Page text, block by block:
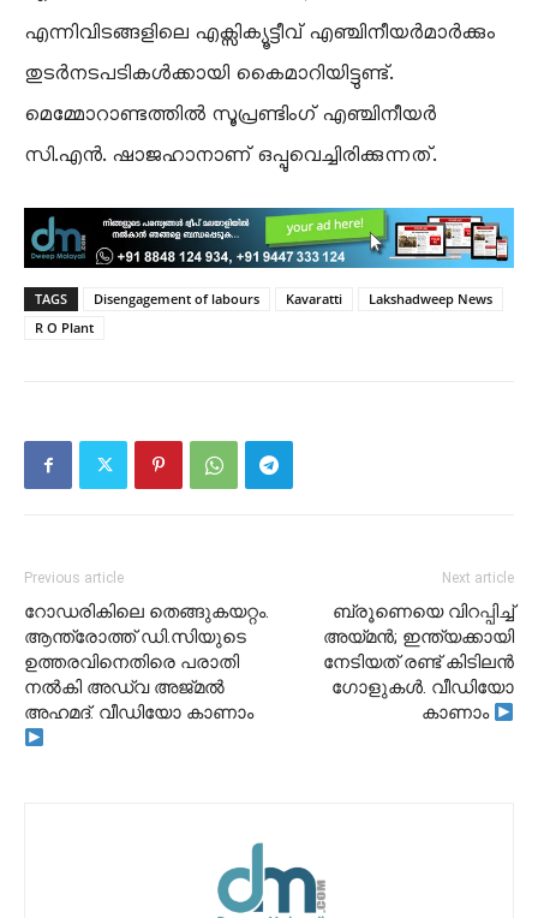
എന്നിവിടങ്ങളിലെ എക്സിക്യൂട്ടീവ് എഞ്ചിനീയർമാർക്കും
തുടർനടപടികൾക്കായി കൈമാറിയിട്ടുണ്ട്.
മെമ്മോറാണ്ടത്തിൽ സൂപ്രണ്ടിംഗ് എഞ്ചിനീയർ
സി.എൻ. ഷാജഹാനാണ് ഒപ്പുവെച്ചിരിക്കുന്നത്.
TAGS Disengagement of labours Kavaratti
Lakshadweep News
R O Plant
Previous article
റോഡരികിലെ തെങ്ങുകയറ്റം.
ആന്ത്രോത്ത് ഡി.സിയുടെ
ഉത്തരവിനെതിരെ പരാതി
നൽകി അഡ്വ അജ്മൽ
അഹമദ്. വീഡിയോ കാണാം
Next article
ബ്രൂണെയെ വിറപ്പിച്ച്
അയ്മൻ; ഇന്ത്യക്കായി
നേടിയത് രണ്ട് കിടിലൻ
ഗോളുകൾ. വീഡിയോ
കാണാം